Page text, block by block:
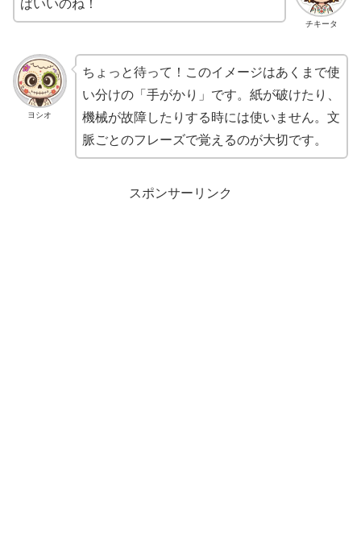
チキータ
ばいいのね！
ヨシオ
ちょっと待って！このイメージはあくまで使
い分けの「手がかり」です。紙が破けたり、
機械が故障したりする時には使いません。文
脈ごとのフレーズで覚えるのが大切です。
スポンサーリンク